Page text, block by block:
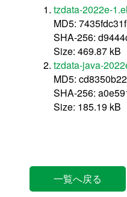
tzdata-2022e-
MD5:
SHA-256:
Size: 469.87 kB
tzdata-java-
MD5:
SHA-256:
Size: 185.19 kB
一覧へ戻る